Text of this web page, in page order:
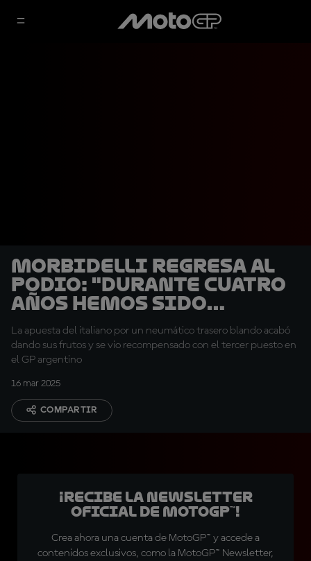
Morbidelli regresa al
podio: "Durante cuatro
años hemos sido
fuertes"
La apuesta del italiano por un neumático trasero blando acabó
dando sus frutos y se vio recompensado con el tercer puesto en
el GP argentino
16 mar 2025
COMPARTIR
¡Recibe la Newsletter
oficial de MotoGP™!
Crea ahora una cuenta de MotoGP™ y accede a
contenidos exclusivos, como la MotoGP™ Newsletter,